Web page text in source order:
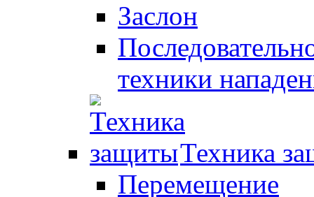
Заслон
техники
Техника
Перемещение